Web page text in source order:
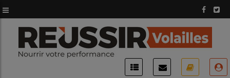
au
contenu
principal